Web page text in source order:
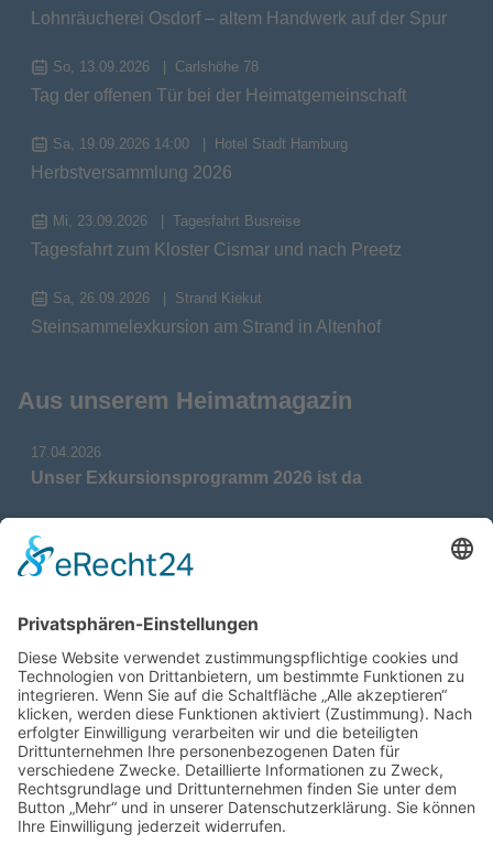
Lohnräucherei Osdorf – altem Handwerk auf der Spur
So, 13.09.2026 Carlshöhe 78
Tag der offenen Tür bei der Heimatgemeinschaft
Sa, 19.09.2026 14:00 Hotel Stadt Hamburg
Herbstversammlung 2026
Mi, 23.09.2026 Tagesfahrt Busreise
Tagesfahrt zum Kloster Cismar und nach Preetz
Sa, 26.09.2026 Strand Kiekut
Steinsammelexkursion am Strand in Altenhof
Aus unserem Heimatmagazin
17.04.2026
Unser Exkursionsprogramm 2026 ist da
17.04.2026
Verdienstmedaille für Telse Stoy
Das war: Munition im Meer
17.04.2026
Fahrtenprogramm 2026 ist fertig
12.10.2025
Darstellung verschiedener Orte innerhalb des
Gebiets der Heimatgemeinschaft Eckernförde